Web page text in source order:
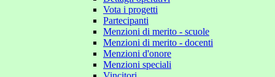
Vota i progetti
Partecipanti
Menzioni di merito - scuole
Menzioni di merito - docenti
Menzioni d'onore
Menzioni speciali